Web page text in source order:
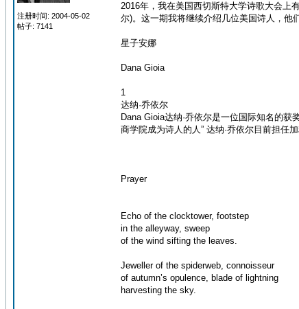
注册时间: 2004-05-02
帖子: 7141
2016年，我在美国西切斯特大学诗歌大会上
尔)。这一期我将继续介绍几位美国诗人，
星子安娜
Dana Gioia
1
达纳·乔依尔
Dana Gioia达纳·乔依尔是一位国际知名的
商学院成为诗人的人” 达纳·乔依尔目前担任
Prayer
Echo of the clocktower, footstep
in the alleyway, sweep
of the wind sifting the leaves.
Jeweller of the spiderweb, connoisseur
of autumn’s opulence, blade of lightning
harvesting the sky.